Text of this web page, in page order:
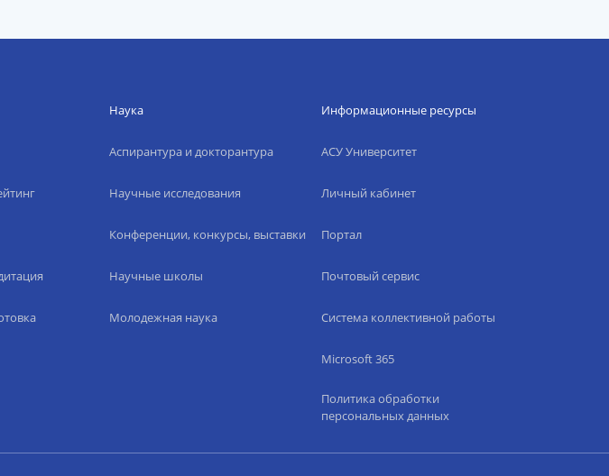
Наука
Аспирантура и докторантура
Научные исследования
Конференции, конкурсы, выставки
Научные школы
Молодежная наука
Информационные ресурсы
АСУ Университет
Личный кабинет
Портал
Почтовый сервис
Система коллективной работы
Microsoft 365
Политика обработки
персональных данных